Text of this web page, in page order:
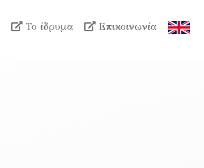
Το ίδρυμα Επικοινωνία